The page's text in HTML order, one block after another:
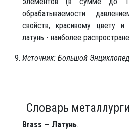
обрабатываемости
свойств, красивому цвету и
латунь - наиболее
Источник: Большой
Словарь
Brass — Латунь.